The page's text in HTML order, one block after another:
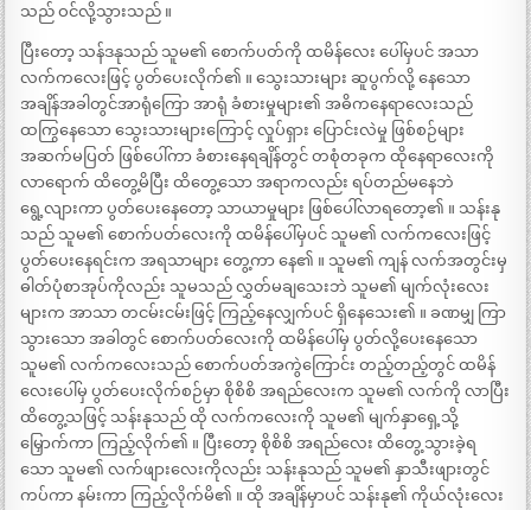
သည် ဝင်လို့သွားသည် ။
ပြီးတော့ သန်ဒနုသည် သူမ၏ စောက်ပတ်ကို ထမိန်လေး ပေါ်မှပင် အသာ
လက်ကလေးဖြင့် ပွတ်ပေးလိုက်၏ ။ သွေးသားများ ဆူပွက်လို့ နေသော
အချိန်အခါတွင်အာရုံကြော အာရုံ ခံစားမှုများ၏ အဓိကနေရာလေးသည်
ထကြွနေသော သွေးသားများကြောင့် လှုပ်ရှား ပြောင်းလဲမှု ဖြစ်စဉ်များ
အဆက်မပြတ် ဖြစ်ပေါ်ကာ ခံစားနေရချိန်တွင် တစုံတခုက ထိုနေရာလေးကို
လာရောက် ထိတွေ့မိပြီး ထိတွေ့သော အရာကလည်း ရပ်တည်မနေဘဲ
ရွေ့လျားကာ ပွတ်ပေးနေတော့ သာယာမှုများ ဖြစ်ပေါ်လာရတော့၏ ။ သန်းနု
သည် သူမ၏ စောက်ပတ်လေးကို ထမိန်ပေါ်မှပင် သူမ၏ လက်ကလေးဖြင့်
ပွတ်ပေးနေရင်းက အရသာများ တွေ့ကာ နေ၏ ။ သူမ၏ ကျန် လက်အတွင်းမှ
ဓါတ်ပုံစာအုပ်ကိုလည်း သူမသည် လွှတ်မချသေးဘဲ သူမ၏ မျက်လုံးလေး
များက အာသာ တငမ်းငမ်းဖြင့် ကြည့်နေလျှက်ပင် ရှိနေသေး၏ ။ ခဏမျှ ကြာ
သွားသော အခါတွင် စောက်ပတ်လေးကို ထမိန်ပေါ်မှ ပွတ်လို့ပေးနေသော
သူမ၏ လက်ကလေးသည် စောက်ပတ်အကွဲကြောင်း တည့်တည့်တွင် ထမိန်
လေးပေါ်မှ ပွတ်ပေးလိုက်စဉ်မှာ စိုစိစိ အရည်လေးက သူမ၏ လက်ကို လာပြီး
ထိတွေ့သဖြင့် သန်းနုသည် ထို လက်ကလေးကို သူမ၏ မျက်နှာရှေ့သို့
မြှောက်ကာ ကြည့်လိုက်၏ ။ ပြီးတော့ စိုစိစိ အရည်လေး ထိတွေ့သွားခဲ့ရ
သော သူမ၏ လက်ဖျားလေးကိုလည်း သန်းနုသည် သူမ၏ နှာသီးဖျားတွင်
ကပ်ကာ နမ်းကာ ကြည့်လိုက်မိ၏ ။ ထို အချိန်မှာပင် သန်းနု၏ ကိုယ်လုံးလေး